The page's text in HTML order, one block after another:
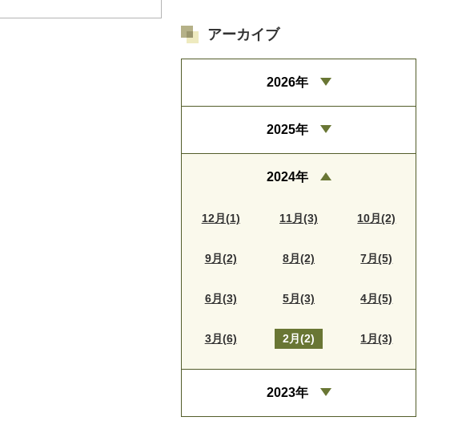
アーカイブ
2026年
2025年
2024年
12月(1) 11月(3) 10月(2)
9月(2) 8月(2) 7月(5)
6月(3) 5月(3) 4月(5)
3月(6) 2月(2) 1月(3)
2023年